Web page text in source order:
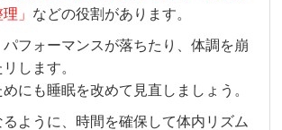
」 などの役割があります。
フォーマンスが落ちたり、体調を崩
します。
にも睡眠を改めて見直しましょう。
ように、時間を確保して体内リズム